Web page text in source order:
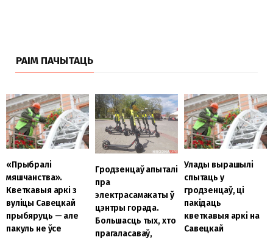
РАІМ ПАЧЫТАЦЬ
«Прыбралі
мяшчанства».
Кветкавыя аркі з
вуліцы Савецкай
прыбяруць — але
пакуль не ўсе
Гродзенцаў апыталі
пра
электрасамакаты ў
цэнтры горада.
Большасць тых, хто
прагаласаваў,
Улады вырашылі
спытаць у
гродзенцаў, ці
пакідаць
кветкавыя аркі на
Савецкай